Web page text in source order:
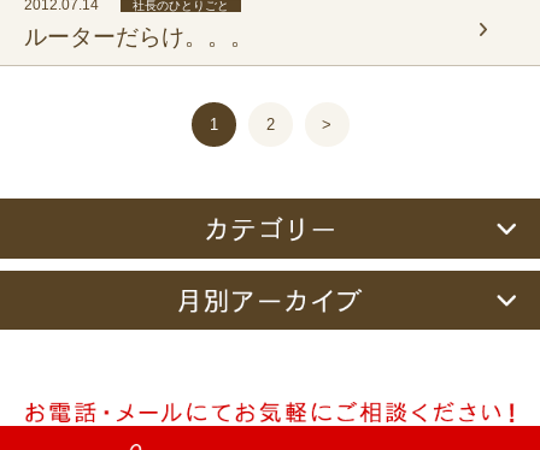
ルーターだらけ。。。
社長のひとりごと
2012.07.14
1 2 >